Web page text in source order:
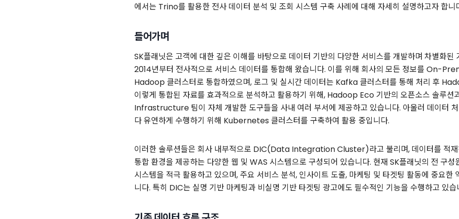
에서는 Trino를 활용한 전사 데이터 분석 및 조회 시스템 구축 사례에 대해 자세히 설명하고자 합니
들어가며
SK플래닛은 고객에 대한 깊은 이해를 바탕으로 데이터 기반의 다양한 서비스를 개발하며 차별화된
2014년부터 전사적으로 서비스 데이터를 통합해 왔습니다. 이를 위해 회사의 모든 정보를 On-
Hadoop 클러스터로 통합하였으며, 로그 및 실시간 데이터는 Kafka 클러스터를 통해 처리 후
이렇게 통합된 자료를 효과적으로 분석하고 활용하기 위해, Hadoop Eco 기반의 오픈소스 솔루
Infrastructure 팀이 자체 개발한 도구들을 사내 여러 부서에 제공하고 있습니다. 아울러 데이터
다 유연하게 수행하기 위해 Kubernetes 클러스터를 구축하여 활용 중입니다.
이러한 솔루션들은 회사 내부적으로 DIC(Data Integration Cluster)라고 불리며, 데이터를 적재
통합 환경을 제공하는 다양한 웹 및 WAS 시스템으로 구성되어 있습니다. 현재 SK플래닛의 전 구성
시스템을 적극 활용하고 있으며, 주요 서비스 분석, 인사이트 도출, 마케팅 및 타겟팅 활동에 중요한
니다. 특히 DIC는 실명 기반 마케팅과 비실명 기반 타겟팅 광고에도 필수적인 기능을 수행하고 있습